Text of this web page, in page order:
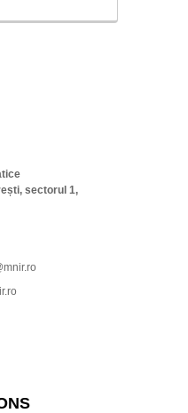
sectorul 1,